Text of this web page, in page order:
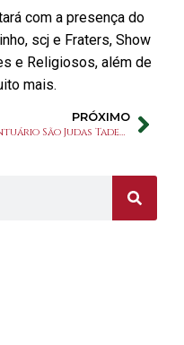
com a presença do
scj e Fraters, Show
e Religiosos, além de
mais.
PRÓXIMO
Santuário São Judas Tadeu de ouvidos atentos a Serviço de Escuta da Igreja Católica